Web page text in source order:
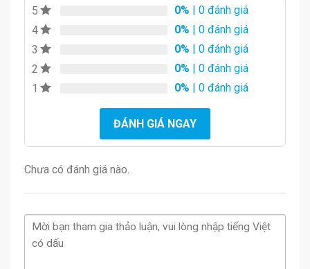
5 0% | 0 đánh giá
4
0% | 0 đánh giá
3
0% | 0 đánh giá
2
0% | 0 đánh giá
1
0% | 0 đánh giá
ĐÁNH GIÁ NGAY
Chưa có đánh giá nào.